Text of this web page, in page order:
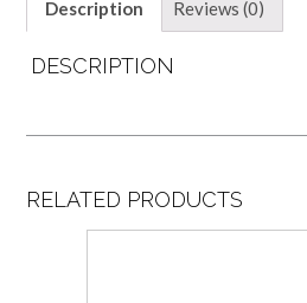
Description Reviews (0)
DESCRIPTION
RELATED PRODUCTS